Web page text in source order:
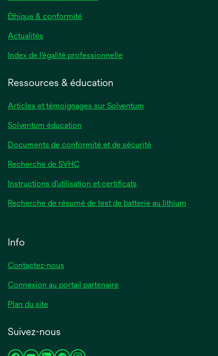
Éthique & conformité
Actualités
Index de l'égalité professionnelles’ouvre
onglet
Ressources & éducation
Articles et témoignages sur Solventum
Solventum éducation
Documents de conformité et de sécurité
Recherche de SVHC
Instructions d’utilisation et certificats
Recherche de résumé de test de batterie au lithium
Info
Contactez-nous
Connexion au portail partenaire
Plan du site
Suivez-nous